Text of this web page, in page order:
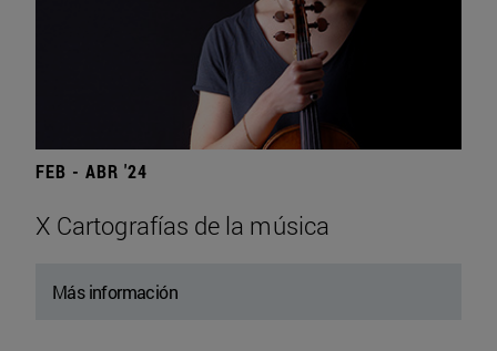
FEB - ABR '24
X Cartografías de la música
Más información